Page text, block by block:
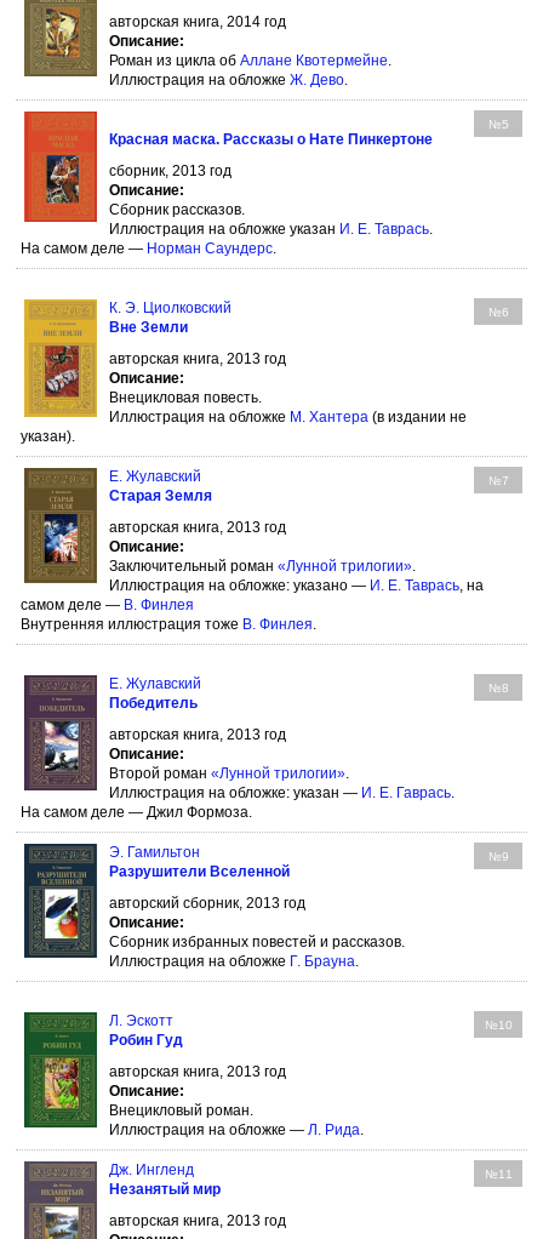
авторская книга, 2014 год
Описание:
Роман из цикла об Аллане Квотермейне.
Иллюстрация на обложке Ж. Дево.
№5
Красная маска. Рассказы о Нате Пинкертоне
сборник, 2013 год
Описание:
Сборник рассказов.
Иллюстрация на обложке указан И. Е. Таврась.
На самом деле — Норман Саундерс.
К. Э. Циолковский №6
Вне Земли
авторская книга, 2013 год
Описание:
Внецикловая повесть.
Иллюстрация на обложке М. Хантера (в издании не
указан).
Е. Жулавский №7
Старая Земля
авторская книга, 2013 год
Описание:
Заключительный роман «Лунной трилогии».
Иллюстрация на обложке: указано — И. Е. Таврась, на
самом деле — В. Финлея
Внутренняя иллюстрация тоже В. Финлея.
Е. Жулавский №8
Победитель
авторская книга, 2013 год
Описание:
Второй роман «Лунной трилогии».
Иллюстрация на обложке: указан — И. Е. Гаврась.
На самом деле — Джил Формоза.
Э. Гамильтон №9
Разрушители Вселенной
авторский сборник, 2013 год
Описание:
Сборник избранных повестей и рассказов.
Иллюстрация на обложке Г. Брауна.
Л. Эскотт №10
Робин Гуд
авторская книга, 2013 год
Описание:
Внецикловый роман.
Иллюстрация на обложке — Л. Рида.
Дж. Ингленд №11
Незанятый мир
авторская книга, 2013 год